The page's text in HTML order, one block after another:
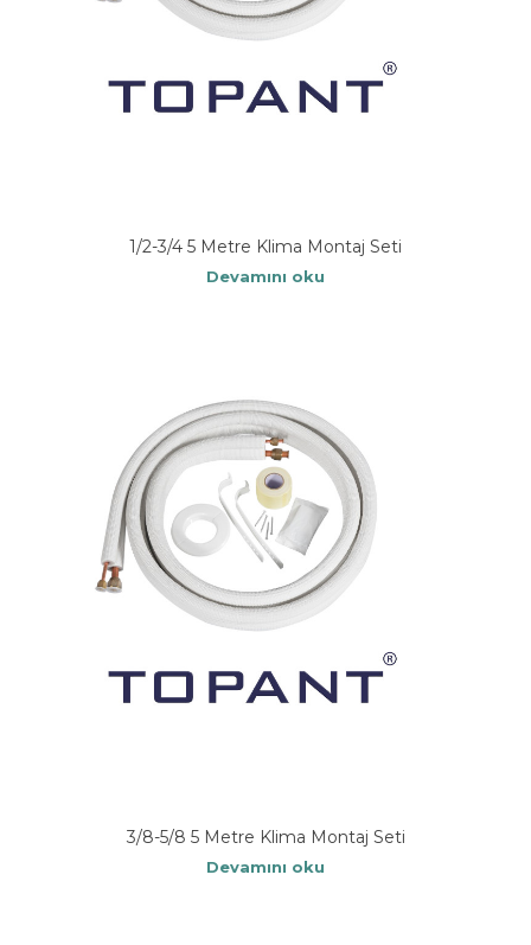
1/2-3/4 5 Metre Klima Montaj Seti
Devamını oku
3/8-5/8 5 Metre Klima Montaj Seti
Devamını oku